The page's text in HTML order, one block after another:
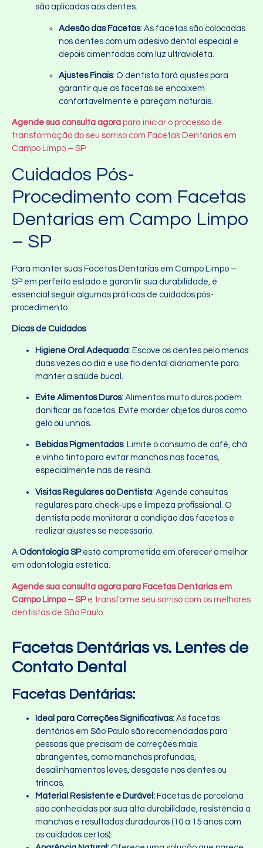
são aplicadas aos dentes.
Adesão das Facetas: As facetas são colocadas
nos dentes com um adesivo dental especial e
depois cimentadas com luz ultravioleta.
Ajustes Finais: O dentista fará ajustes para
garantir que as facetas se encaixem
confortavelmente e pareçam naturais.
Agende sua consulta agora para iniciar o processo de
transformação do seu sorriso com Facetas Dentarias em
Campo Limpo – SP.
Cuidados Pós-
Procedimento com Facetas
Dentarias em Campo Limpo
– SP
Para manter suas Facetas Dentarias em Campo Limpo –
SP em perfeito estado e garantir sua durabilidade, é
essencial seguir algumas práticas de cuidados pós-
procedimento.
Dicas de Cuidados
Higiene Oral Adequada: Escove os dentes pelo menos
duas vezes ao dia e use fio dental diariamente para
manter a saúde bucal.
Evite Alimentos Duros: Alimentos muito duros podem
danificar as facetas. Evite morder objetos duros como
gelo ou unhas.
Bebidas Pigmentadas: Limite o consumo de café, chá
e vinho tinto para evitar manchas nas facetas,
especialmente nas de resina.
Visitas Regulares ao Dentista: Agende consultas
regulares para check-ups e limpeza profissional. O
dentista pode monitorar a condição das facetas e
realizar ajustes se necessário.
A Odontologia SPestá comprometida em oferecer o melhor
em odontologia estética.
Agende sua consulta agora para Facetas Dentarias em
Campo Limpo – SP e transforme seu sorriso com os melhores
dentistas de São Paulo.
Facetas Dentárias vs. Lentes de
Contato Dental
Facetas Dentárias:
Ideal para Correções Significativas: As facetas
dentárias em São Paulo são recomendadas para
pessoas que precisam de correções mais
abrangentes, como manchas profundas,
desalinhamentos leves, desgaste nos dentes ou
trincas.
Material Resistente e Durável: Facetas de porcelana
são conhecidas por sua alta durabilidade, resistência a
manchas e resultados duradouros (10 a 15 anos com
os cuidados certos).